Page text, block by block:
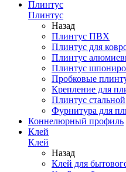
Плинтус
Плинтус
Назад
Плинтус ПВХ
Плинтус для
Плинтус
Плинтус
Пробковые
Крепление для
Плинтус стальной
Фурнитура для
Коннелюрный профиль
Клей
Клей
Назад
Клей для